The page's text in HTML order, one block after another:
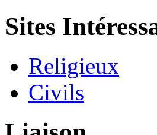
Sites
Religieux
Civils